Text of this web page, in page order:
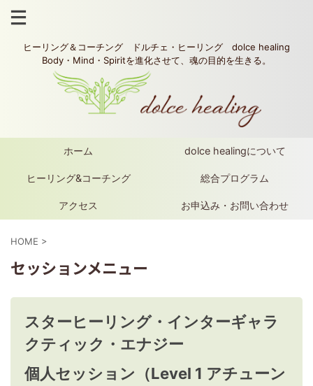
ヒーリング＆コーチング ドルチェ・ヒーリング dolce healing
Body・Mind・Spiritを進化させて、魂の目的を生きる。
ホーム dolce healingについて
ヒーリング&コーチング 総合プログラム
アクセス お申込み・お問い合わせ
HOME >
セッションメニュー
スターヒーリング・インターギャラ
クティック・エナジー
個人セッション（Level 1 アチューン